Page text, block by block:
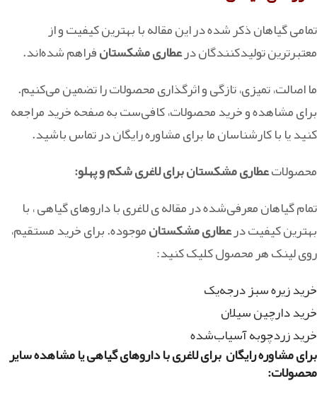
تمامی گیاهان ذکر شده در این مقاله با بهترین کیفیت و از
معتبرترین تولیدکنندگان درعطاری مشکستانفراهم شده‌اند.
ما اصالت، تمیزی، تازگی و اثرگذاری محصولات را تضمین می‌کنیم.
برای مشاهده و خرید محصولات، کافی‌ست به صفحه خرید مراجعه
کنید یا با کارشناسان ما برای مشاوره رایگان در تماس باشید.
محصولاتعطاری مشکستان برای لاغری شکم و پهلو:
تمام گیاهان معرفی‌شده در مقاله ی لاغری با داروهای گیاهی ، با
بهترین کیفیت درعطاری مشکستانموجوده. برای خرید مستقیم،
روی لینک هر محصول کلیک کنید:
خرید زیره سبز درجه‌یک
خرید دارچین سیلان
خرید زردچوبه آسیاب‌شده
برای مشاوره رایگان برای لاغری با داروهای گیاهی یا مشاهده سایر
محصولات: